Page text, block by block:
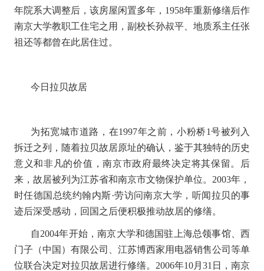
年院系大调整后，该房屋闲置多年， 1958年重新修缮后作
南京大学教职工住宅之用，副校长孙叔平、地质系主任张
祖还等都曾在此居住过。
今日拉贝故居
为拓宽城市道路，在1997年之前，小粉桥1号被列入
拆迁之列，随着拉贝故居原址的确认，鉴于其独特的历史
意义和非凡的价值，南京市政府最终决定将其保留。后
来，故居被列为江苏省和南京市文物保护单位。 2003年，
时任德国总统约翰内斯·劳访问南京大学，听闻拉贝的事
迹后深受感动，回国之后便积极推动故居的修缮。
自2004年开始，南京大学和德国驻上海总领事馆、西
门子（中国）有限公司、江苏博西家用电器销售公司等单
位联合决定对拉贝故居进行修缮。 2006年10月31 日，南京